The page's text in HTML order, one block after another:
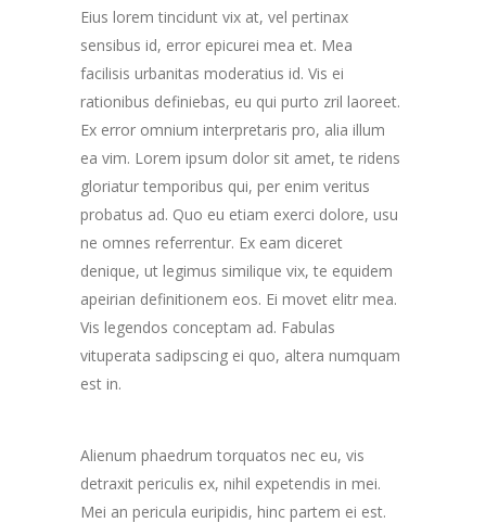
Eius lorem tincidunt vix at, vel pertinax
sensibus id, error epicurei mea et. Mea
facilisis urbanitas moderatius id. Vis ei
rationibus definiebas, eu qui purto zril laoreet.
Ex error omnium interpretaris pro, alia illum
ea vim. Lorem ipsum dolor sit amet, te ridens
gloriatur temporibus qui, per enim veritus
probatus ad. Quo eu etiam exerci dolore, usu
ne omnes referrentur. Ex eam diceret
denique, ut legimus similique vix, te equidem
apeirian definitionem eos. Ei movet elitr mea.
Vis legendos conceptam ad. Fabulas
vituperata sadipscing ei quo, altera numquam
est in.
Alienum phaedrum torquatos nec eu, vis
detraxit periculis ex, nihil expetendis in mei.
Mei an pericula euripidis, hinc partem ei est.